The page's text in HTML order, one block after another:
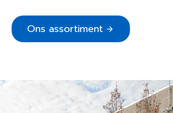
Ons assortiment